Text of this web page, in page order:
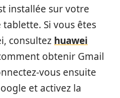
installée sur votre
Si vous êtes
consultez huawei
obtenir Gmail
vous ensuite
et activez la